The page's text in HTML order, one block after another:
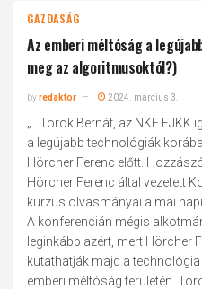
GAZDASÁG
Az emberi méltóság a
meg az algoritmusoktól?)
byredaktor 2024. március 3.
„...Török Bernát, az NKE
a legújabb technológiák
Hörcher Ferenc előtt.
Hörcher Ferenc által vezetett
kurzus olvasmányai a mai
A konferencián mégis
leginkább azért, mert Hörcher
kutathatják majd a
emberi méltóság területén.